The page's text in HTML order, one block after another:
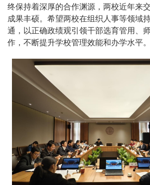
终保持着深厚的合作渊源，两校近年来
成果丰硕。希望两校在组织人事等领域
通，以正确政绩观引领干部选育管用、
作，不断提升学校管理效能和办学水平。